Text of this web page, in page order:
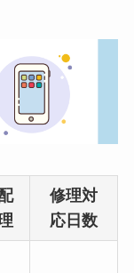
修理対
応日数